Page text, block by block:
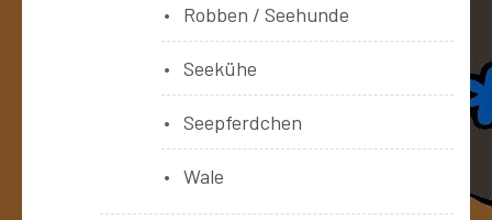
Robben / Seehunde
Seekühe
Seepferdchen
Wale